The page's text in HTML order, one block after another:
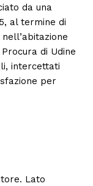
da una
al termine di
di Udine
intercettati
per
Lato